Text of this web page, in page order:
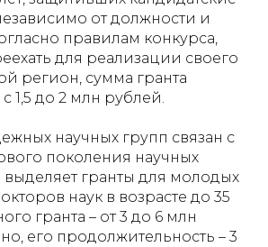
от должности и
правилам конкурса,
для реализации своего
регион, сумма гранта
1,5 до 2 млн рублей.
научных групп связан с
поколения научных
гранты для молодых
наук в возрасте до 35
гранта – от 3 до 6 млн
его продолжительность – 3